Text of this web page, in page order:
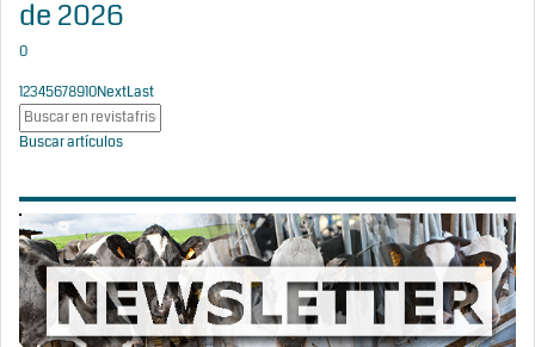
de 2026
0
12345678910NextLast
Buscar artículos